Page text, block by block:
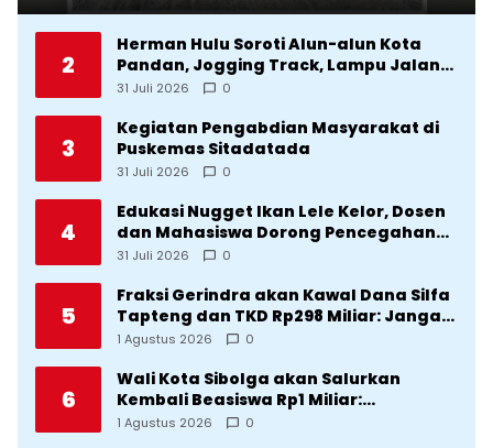
2
Herman Hulu Soroti Alun-alun Kota
Pandan, Jogging Track, Lampu Jalan
Lingkar Kota yang Tak Terurus
31 Juli 2026 0
3
Kegiatan Pengabdian Masyarakat di
Puskemas Sitadatada
31 Juli 2026 0
4
Edukasi Nugget Ikan Lele Kelor, Dosen
dan Mahasiswa Dorong Pencegahan
Stunting di Desa Silangkitang
31 Juli 2026 0
5
Fraksi Gerindra akan Kawal Dana Silfa
Tapteng dan TKD Rp298 Miliar: Jangan
Sampai Pekerjaan Pusat dan Provinsi
1 Agustus 2026 0
6
Wali Kota Sibolga akan Salurkan
Kembali Beasiswa Rp1 Miliar:
Diproritaskan Mahasiswa Korban
1 Agustus 2026 0